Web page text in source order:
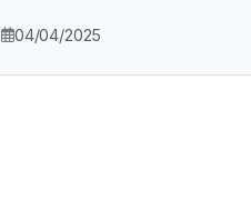
04/04/2025